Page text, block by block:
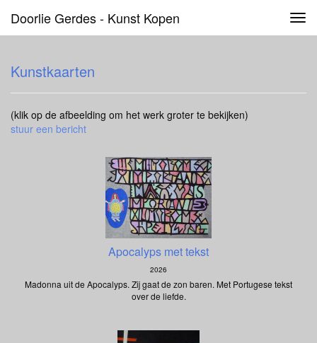
Doorlie Gerdes - Kunst Kopen
Kunstkaarten
(klik op de afbeelding om het werk groter te bekijken)
stuur een bericht
Apocalyps met tekst
2026
Madonna uit de Apocalyps. Zij gaat de zon baren. Met Portugese tekst
over de liefde.